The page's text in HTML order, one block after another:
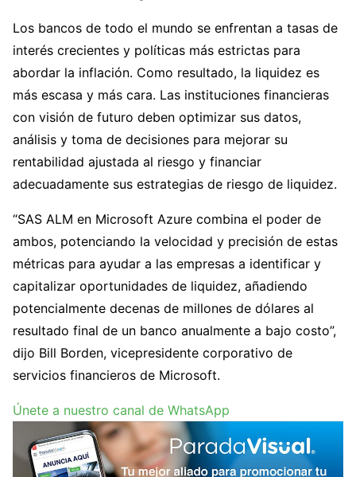
Los bancos de todo el mundo se enfrentan a tasas de
interés crecientes y políticas más estrictas para
abordar la inflación. Como resultado, la liquidez es
más escasa y más cara. Las instituciones financieras
con visión de futuro deben optimizar sus datos,
análisis y toma de decisiones para mejorar su
rentabilidad ajustada al riesgo y financiar
adecuadamente sus estrategias de riesgo de liquidez.
“SAS ALM en Microsoft Azure combina el poder de
ambos, potenciando la velocidad y precisión de estas
métricas para ayudar a las empresas a identificar y
capitalizar oportunidades de liquidez, añadiendo
potencialmente decenas de millones de dólares al
resultado final de un banco anualmente a bajo costo”,
dijo Bill Borden, vicepresidente corporativo de
servicios financieros de Microsoft.
Únete a nuestro canal de WhatsApp